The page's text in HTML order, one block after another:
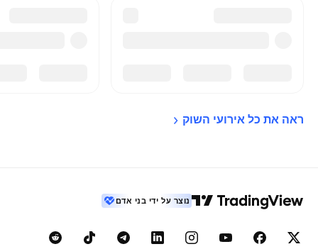
ראה את כל אירועי השוק
נוצר על ידי בני אדם